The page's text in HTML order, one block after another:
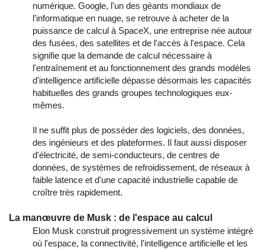
numérique. Google, l'un des géants mondiaux de
l'informatique en nuage, se retrouve à acheter de la
puissance de calcul à SpaceX, une entreprise née autour
des fusées, des satellites et de l'accès à l'espace. Cela
signifie que la demande de calcul nécessaire à
l'entraînement et au fonctionnement des grands modèles
d'intelligence artificielle dépasse désormais les capacités
habituelles des grands groupes technologiques eux-
mêmes.
Il ne suffit plus de posséder des logiciels, des données,
des ingénieurs et des plateformes. Il faut aussi disposer
d'électricité, de semi-conducteurs, de centres de
données, de systèmes de refroidissement, de réseaux à
faible latence et d'une capacité industrielle capable de
croître très rapidement.
La manœuvre de Musk : de l'espace au calcul
Elon Musk construit progressivement un système intégré
où l'espace, la connectivité, l'intelligence artificielle et les